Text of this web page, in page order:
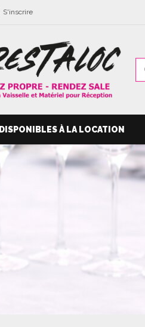
S'inscrire
DISPONIBLES À LA LOCATION